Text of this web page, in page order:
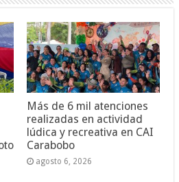
Más de 6 mil atenciones
realizadas en actividad
lúdica y recreativa en CAI
Carabobo
agosto 6, 2026